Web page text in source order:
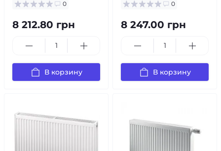
0
8 212.80 грн
В корзину
0
8 247.00 грн
В корзину